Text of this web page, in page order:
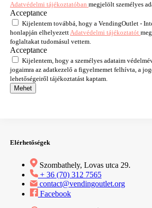
Adatvédelmi tájékoztatóban megjelölt személyes
Acceptance
Kijelentem továbbá, hogy a VendingOutlet -
honlapján elhelyezettAdatvédelmi tájékoztatót
foglaltakat tudomásul vettem.
Acceptance
Kijelentem, hogy a személyes adataim
jogaimra az adatkezelő a figyelmemet felhívta, a
lehetőségeiről tájékoztatást kaptam.
Mehet
Elérhetőségek
Szombathely, Lovas utca 29.
+ 36 (70) 312 7565
contact@vendingoutlet.org
Facebook